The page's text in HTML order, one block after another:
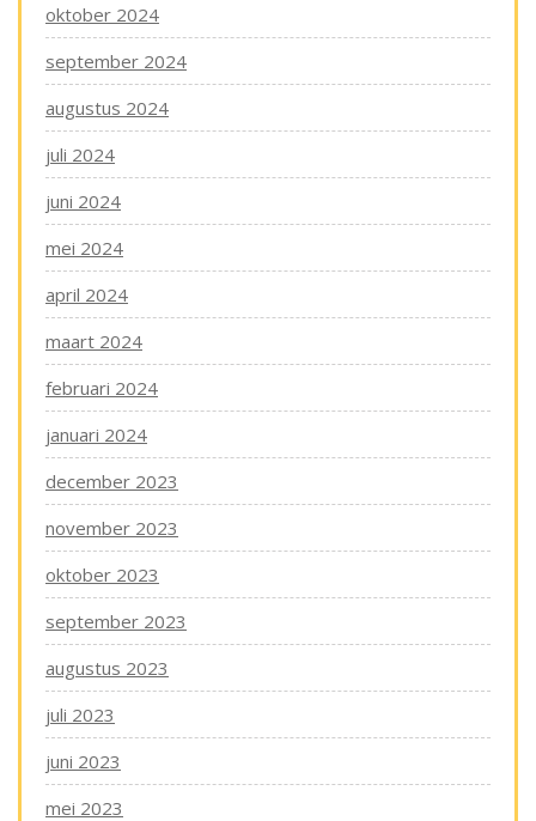
oktober 2024
september 2024
augustus 2024
juli 2024
juni 2024
mei 2024
april 2024
maart 2024
februari 2024
januari 2024
december 2023
november 2023
oktober 2023
september 2023
augustus 2023
juli 2023
juni 2023
mei 2023